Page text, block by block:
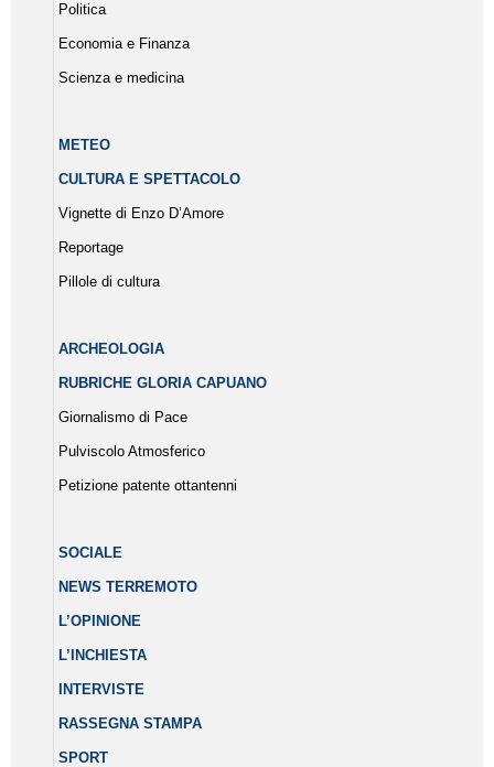
Politica
Economia e Finanza
Scienza e medicina
METEO
CULTURA E SPETTACOLO
Vignette di Enzo D’Amore
Reportage
Pillole di cultura
ARCHEOLOGIA
RUBRICHE GLORIA CAPUANO
Giornalismo di Pace
Pulviscolo Atmosferico
Petizione patente ottantenni
SOCIALE
NEWS TERREMOTO
L’OPINIONE
L’INCHIESTA
INTERVISTE
RASSEGNA STAMPA
SPORT